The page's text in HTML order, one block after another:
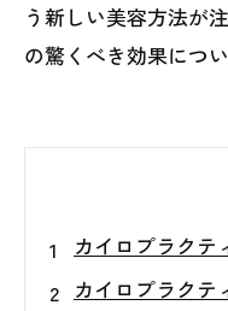
う新しい美容方法が
の驚くべき効果につ
カイロプラクテ
カイロプラクテ